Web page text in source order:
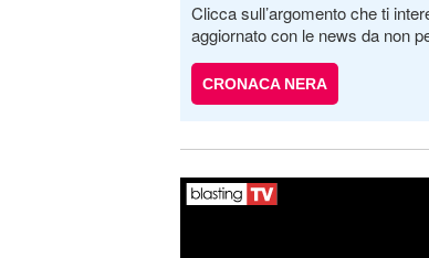
Clicca sull’argomento che ti
aggiornato con le news da non
CRONACA NERA